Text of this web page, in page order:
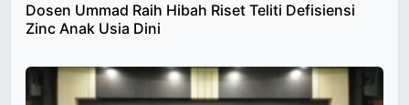
Dosen Ummad Raih Hibah Riset Teliti Defisiensi
Zinc Anak Usia Dini